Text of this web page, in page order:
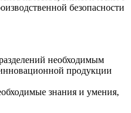
безопасности
необходимым
продукции
знания и умения,